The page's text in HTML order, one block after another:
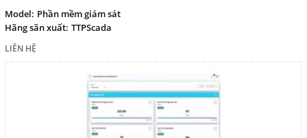
Model: Phần mềm giám sát
Hãng sãn xuất: TTPScada
LIÊN HỆ